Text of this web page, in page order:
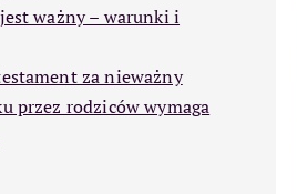
ważny – warunki i
za nieważny
przez rodziców wymaga